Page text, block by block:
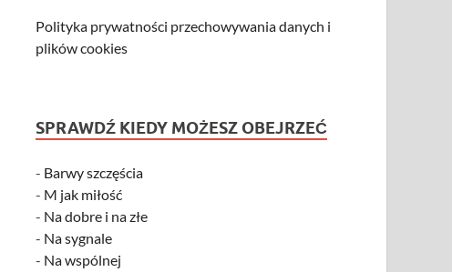
Polityka prywatności przechowywania danych i
plików cookies
SPRAWDŹ KIEDY MOŻESZ OBEJRZEĆ
- Barwy szczęścia
- M jak miłość
- Na dobre i na złe
- Na sygnale
- Na wspólnej